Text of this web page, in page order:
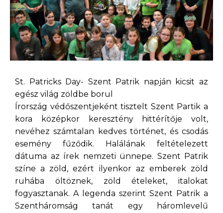
St. Patricks Day- Szent Patrik napján kicsit az
egész világ zöldbe borul
Írország védőszentjeként tisztelt Szent Partik a
kora középkor keresztény hittérítője volt,
nevéhez számtalan kedves történet, és csodás
esemény fűződik. Halálának feltételezett
dátuma az írek nemzeti ünnepe. Szent Patrik
színe a zöld, ezért ilyenkor az emberek zöld
ruhába öltöznek, zöld ételeket, italokat
fogyasztanak. A legenda szerint Szent Patrik a
Szentháromság tanát egy háromlevelű